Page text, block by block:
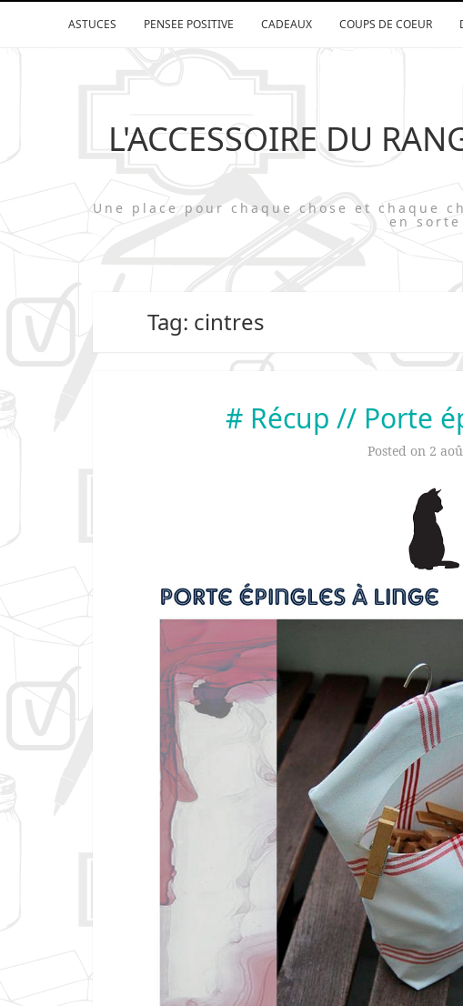
ASTUCES PENSEE POSITIVE CADEAUX COUPS DE COEUR
L'ACCESSOIRE DU
Une place pour chaque chose et
en
Tag: cintres
# Récup // Porte
Posted on 2